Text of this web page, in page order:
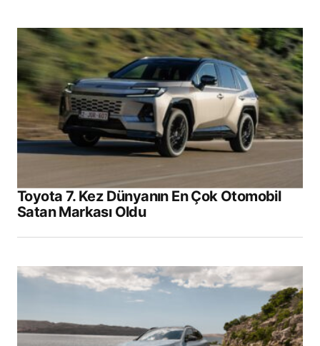
Toyota 7. Kez Dünyanın En Çok Otomobil
Satan Markası Oldu